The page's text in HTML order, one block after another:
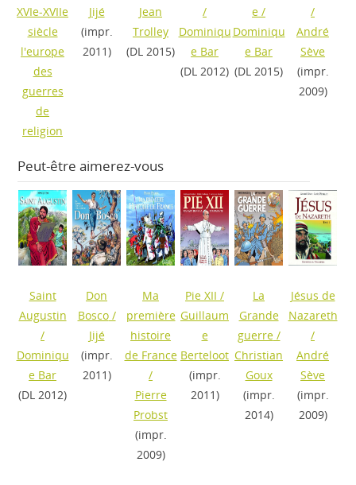
XVIe-XVIIe
siècle
l'europe
des
guerres
de
religion
Jijé
(impr.
2011)
Jean
Trolley
(DL 2015)
/
Dominiqu
e Bar
(DL 2012)
e /
Dominiqu
e Bar
(DL 2015)
/
André
Sève
(impr.
2009)
Peut-être aimerez-vous
Saint
Augustin
/
Dominiqu
e Bar
(DL 2012)
Don
Bosco/
Jijé
(impr.
2011)
Ma
première
histoire
de France
/
Pierre
Probst
(impr.
2009)
Pie XII /
Guillaum
e
Berteloot
(impr.
2011)
La
Grande
guerre/
Christian
Goux
(impr.
2014)
Jésus de
Nazareth
/
André
Sève
(impr.
2009)